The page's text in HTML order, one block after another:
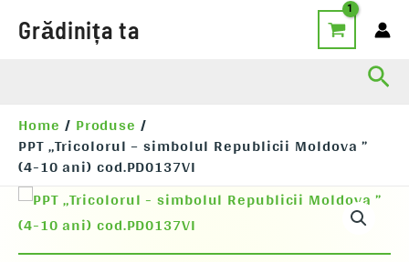
Grădinița ta
Home Produse
PPT „Tricolorul – simbolul Republicii Moldova ”
(4-10 ani) cod.PD0137VI
Cantitate
PPT
„Tricolorul
-